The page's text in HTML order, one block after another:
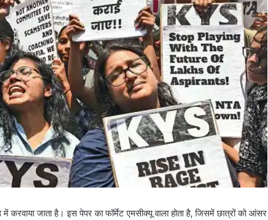
जाता है। इस पेपर का फॉर्मेट एमसीक्यू वाला होता है, जिसमें छात्रों को आंसर